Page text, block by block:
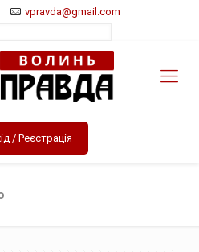
vpravda@gmail.com
/ Реєстрація